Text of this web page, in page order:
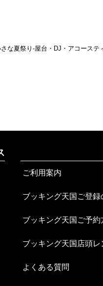
な夏祭り-屋台・DJ・アコーステ
ご利用案内
ブッキング天国ご登録
ブッキング天国ご予約
ブッキング天国店頭
よくある質問